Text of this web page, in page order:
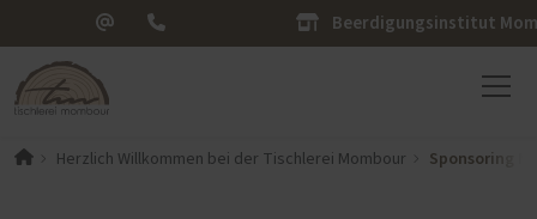
Beerdigungsinstitut
Herzlich Willkommen bei der Tischlerei Mombour Sponsoring